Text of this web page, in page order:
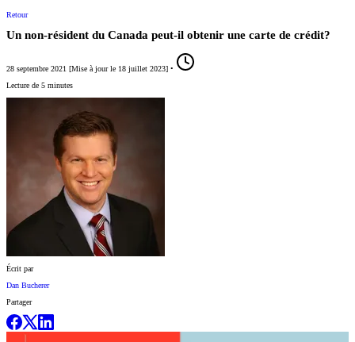
Retour
Un non-résident du Canada peut-il obtenir une carte de crédit?
28 septembre 2021 [Mise à jour le 18 juillet 2023] •
Lecture de 5 minutes
Écrit par
Dan Bucherer
Partager